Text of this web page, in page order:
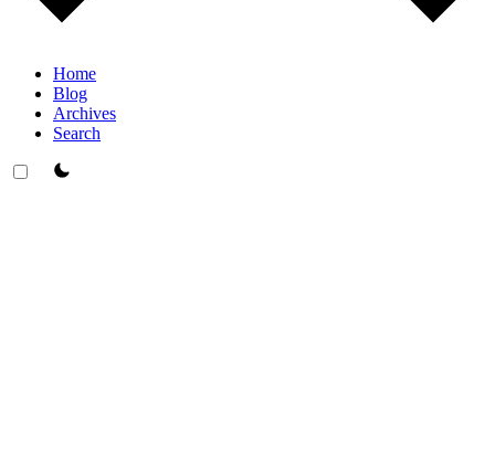
Home
Blog
Archives
Search
theme switcher